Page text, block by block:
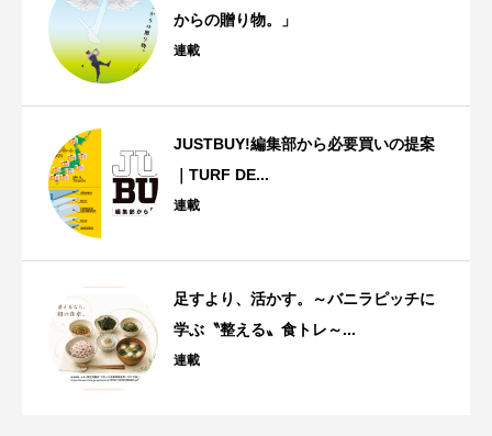
からの贈り物。」
連載
JUSTBUY!編集部から必要買いの提案
｜TURF DE...
連載
足すより、活かす。～バニラピッチに
学ぶ〝整える〟食トレ～...
連載